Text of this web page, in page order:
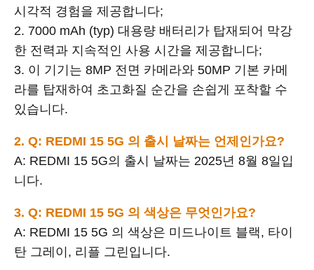
시각적 경험을 제공합니다;
2. 7000 mAh (typ) 대용량 배터리가 탑재되어 막강
한 전력과 지속적인 사용 시간을 제공합니다;
3. 이 기기는 8MP 전면 카메라와 50MP 기본 카메
라를 탑재하여 초고화질 순간을 손쉽게 포착할 수
있습니다.
2. Q: REDMI 15 5G 의 출시 날짜는 언제인가요?
A: REDMI 15 5G의 출시 날짜는 2025년 8월 8일입
니다.
3. Q: REDMI 15 5G 의 색상은 무엇인가요?
A: REDMI 15 5G 의 색상은 미드나이트 블랙, 타이
탄 그레이, 리플 그린입니다.